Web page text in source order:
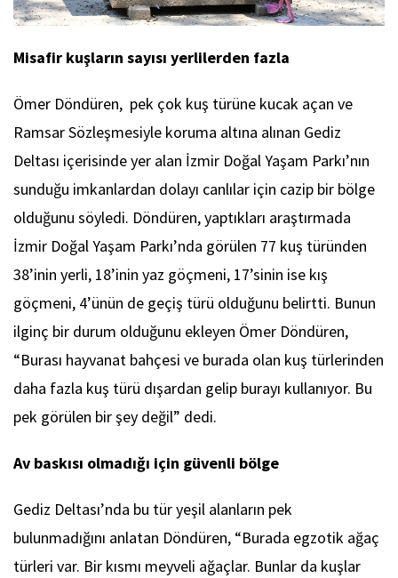
Misafir kuşların sayısı yerlilerden fazla
Ömer Döndüren, pek çok kuş türüne kucak açan ve
Ramsar Sözleşmesiyle koruma altına alınan Gediz
Deltası içerisinde yer alan İzmir Doğal Yaşam Parkı’nın
sunduğu imkanlardan dolayı canlılar için cazip bir bölge
olduğunu söyledi. Döndüren, yaptıkları araştırmada
İzmir Doğal Yaşam Parkı’nda görülen 77 kuş türünden
38’inin yerli, 18’inin yaz göçmeni, 17’sinin ise kış
göçmeni, 4’ünün de geçiş türü olduğunu belirtti. Bunun
ilginç bir durum olduğunu ekleyen Ömer Döndüren,
“Burası hayvanat bahçesi ve burada olan kuş türlerinden
daha fazla kuş türü dışardan gelip burayı kullanıyor. Bu
pek görülen bir şey değil” dedi.
Av baskısı olmadığı için güvenli bölge
Gediz Deltası’nda bu tür yeşil alanların pek
bulunmadığını anlatan Döndüren, “Burada egzotik ağaç
türleri var. Bir kısmı meyveli ağaçlar. Bunlar da kuşlar